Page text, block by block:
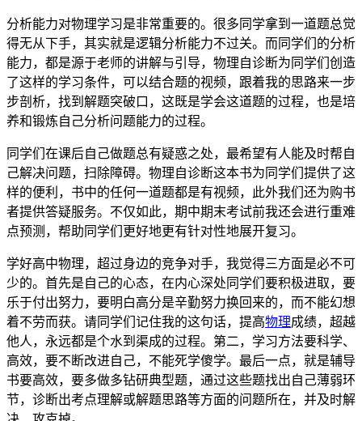
分析能力对物理学习是非常重要的。很多同学拿到一道题总觉
得无从下手，其实就是逻辑分析能力不过关。而同学们的分析
能力，都是源于老师的讲解与引导，物理自诊断为同学们创造
了这样的学习条件，可以结合题的视频，跟着我的思路来一步
步剖析，找到解题突破口，这既是学会这道题的过程，也是培
养和锻炼自己分析问题能力的过程。
同学们在课后自己做题总有疑惑之处，最希望有人能及时帮自
己解决问题，扫除障碍。物理自诊断这本书为同学们提供了这
样的便利，书中的任何一道题都是有视频，此外我们还为购书
者提供答疑服务。不仅如此，期中期末考试前我还会进行重难
点预测，帮助同学们更好地更有针对性地展开复习。
学好高中物理，超过身边的竞争对手，我觉得三方面是必不可
少的。首先是自己的心态，在内心深处同学们要积极进取，要
乐于付出努力，要明白高分是辛勤努力换回来的，而不能幻想
着不劳而获。请同学们记住我的这句话，提高物理成绩，超越
他人，永远都是个水到渠成的过程。第二，学习方法要科学、
高效，要不断改进自己，不能死学傻学。最后一点，就是辅导
书要高效，要多做多钻研典型题，通过这些题找出自己薄弱环
节，诊断出考点理解或解题思路等方面的问题所在，并及时解